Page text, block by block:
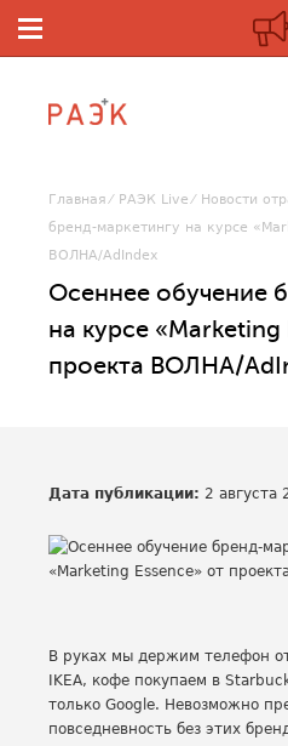
Главная РАЭК Live Новости
бренд-маркетингу на курсе
ВОЛНА/AdIndex
Осеннее обучение
на курсе «Marketing
проекта ВОЛНА/
Дата публикации: 2 августа
В руках мы держим телефон
IKEA, кофе покупаем в
только Google. Невозможно
повседневность без этих